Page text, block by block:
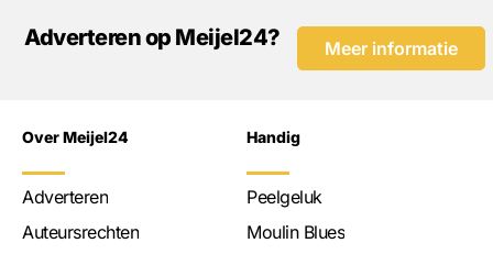
Adverteren op Meijel24? Meer informatie
Over Meijel24
Adverteren
Auteursrechten
Handig
Peelgeluk
Moulin Blues